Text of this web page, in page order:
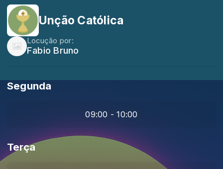
Unção Católica
Locução por:
Fabio Bruno
Segunda
09:00 - 10:00
Terça